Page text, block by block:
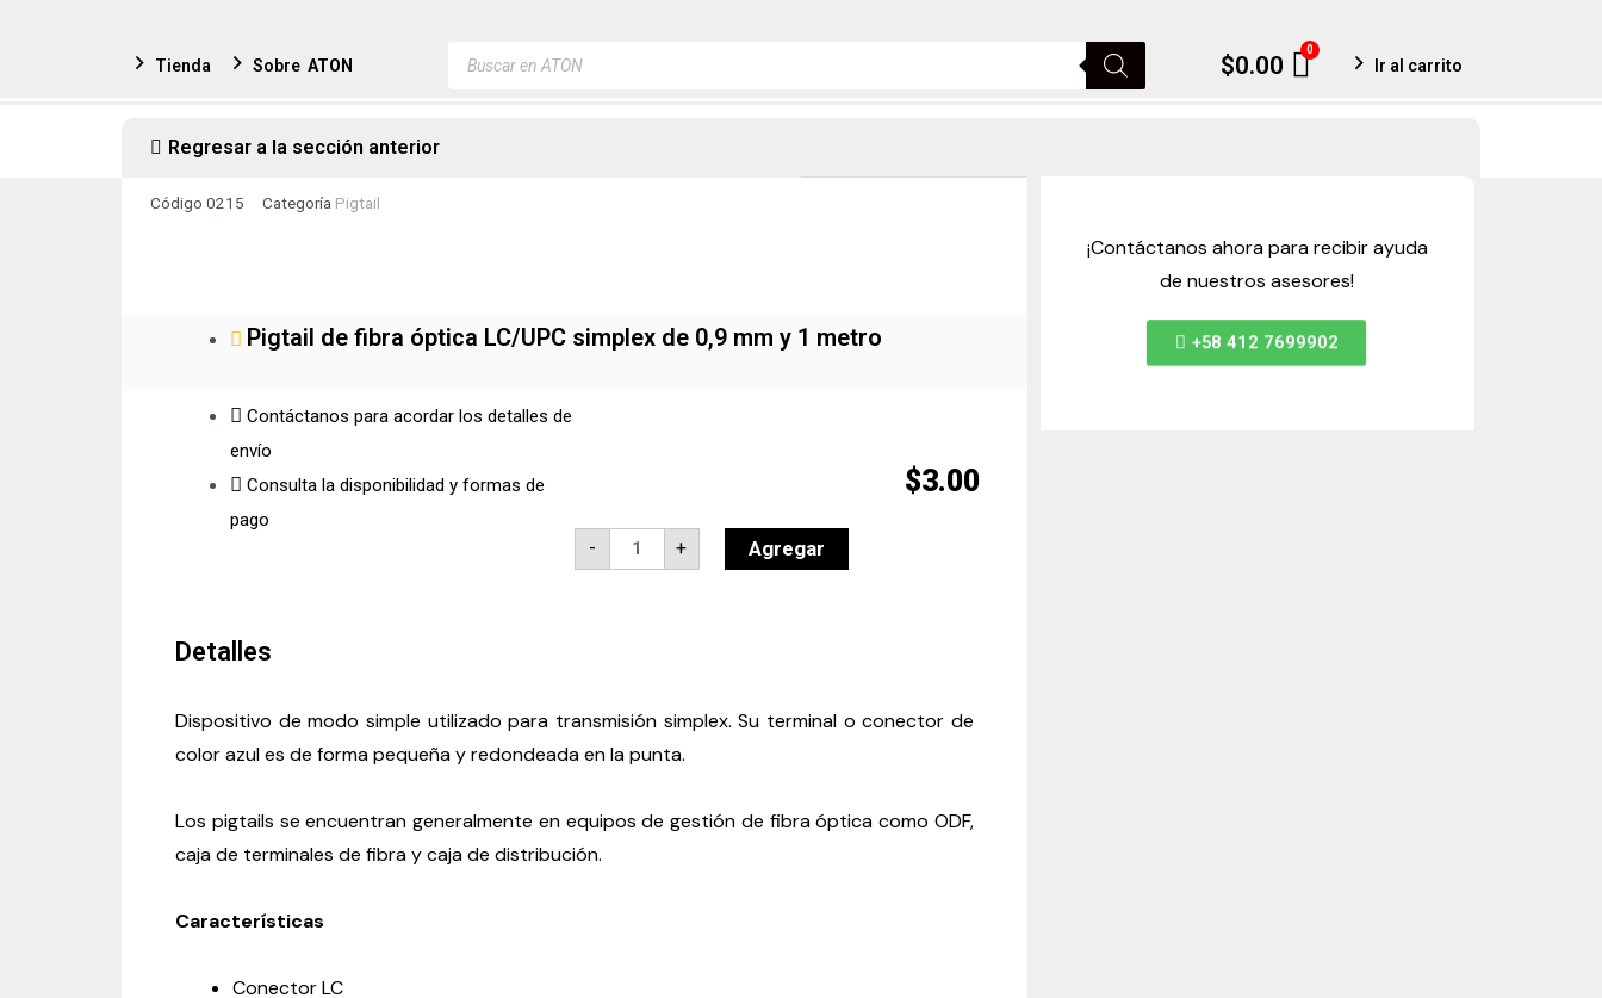
Tienda SobreATON
de
$0.00
0Cart Ir al carrito
Regresar a la sección anterior
Código 0215 Categoría Pigtail
Pigtail de fibra óptica LC/UPC simplex de 0,9 mm y 1 metro
Contáctanos para acordar los detalles de
envío
Consulta la disponibilidad y formas de
pago
$3.00
-
Pigtail
fibra
y
metro
+ Agregar
Detalles
Dispositivo de modo simple utilizado para transmisión simplex. Su terminal o conector de
color azul es de forma pequeña y redondeada en la punta.
Los pigtails se encuentran generalmente en equipos de gestión de fibra óptica como ODF,
caja de terminales de fibra y caja de distribución.
Características
Conector LC
¡Contáctanos ahora para recibir ayuda
de nuestros asesores!
+58 412 7699902